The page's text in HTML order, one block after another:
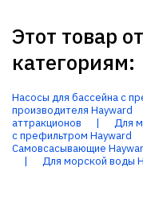
Этот товар
категориям:
Насосы для бассейна с
производителя Hayward
аттракционов
| Для
с префильтром Hayward
Самовсасывающие
|
Для морской воды